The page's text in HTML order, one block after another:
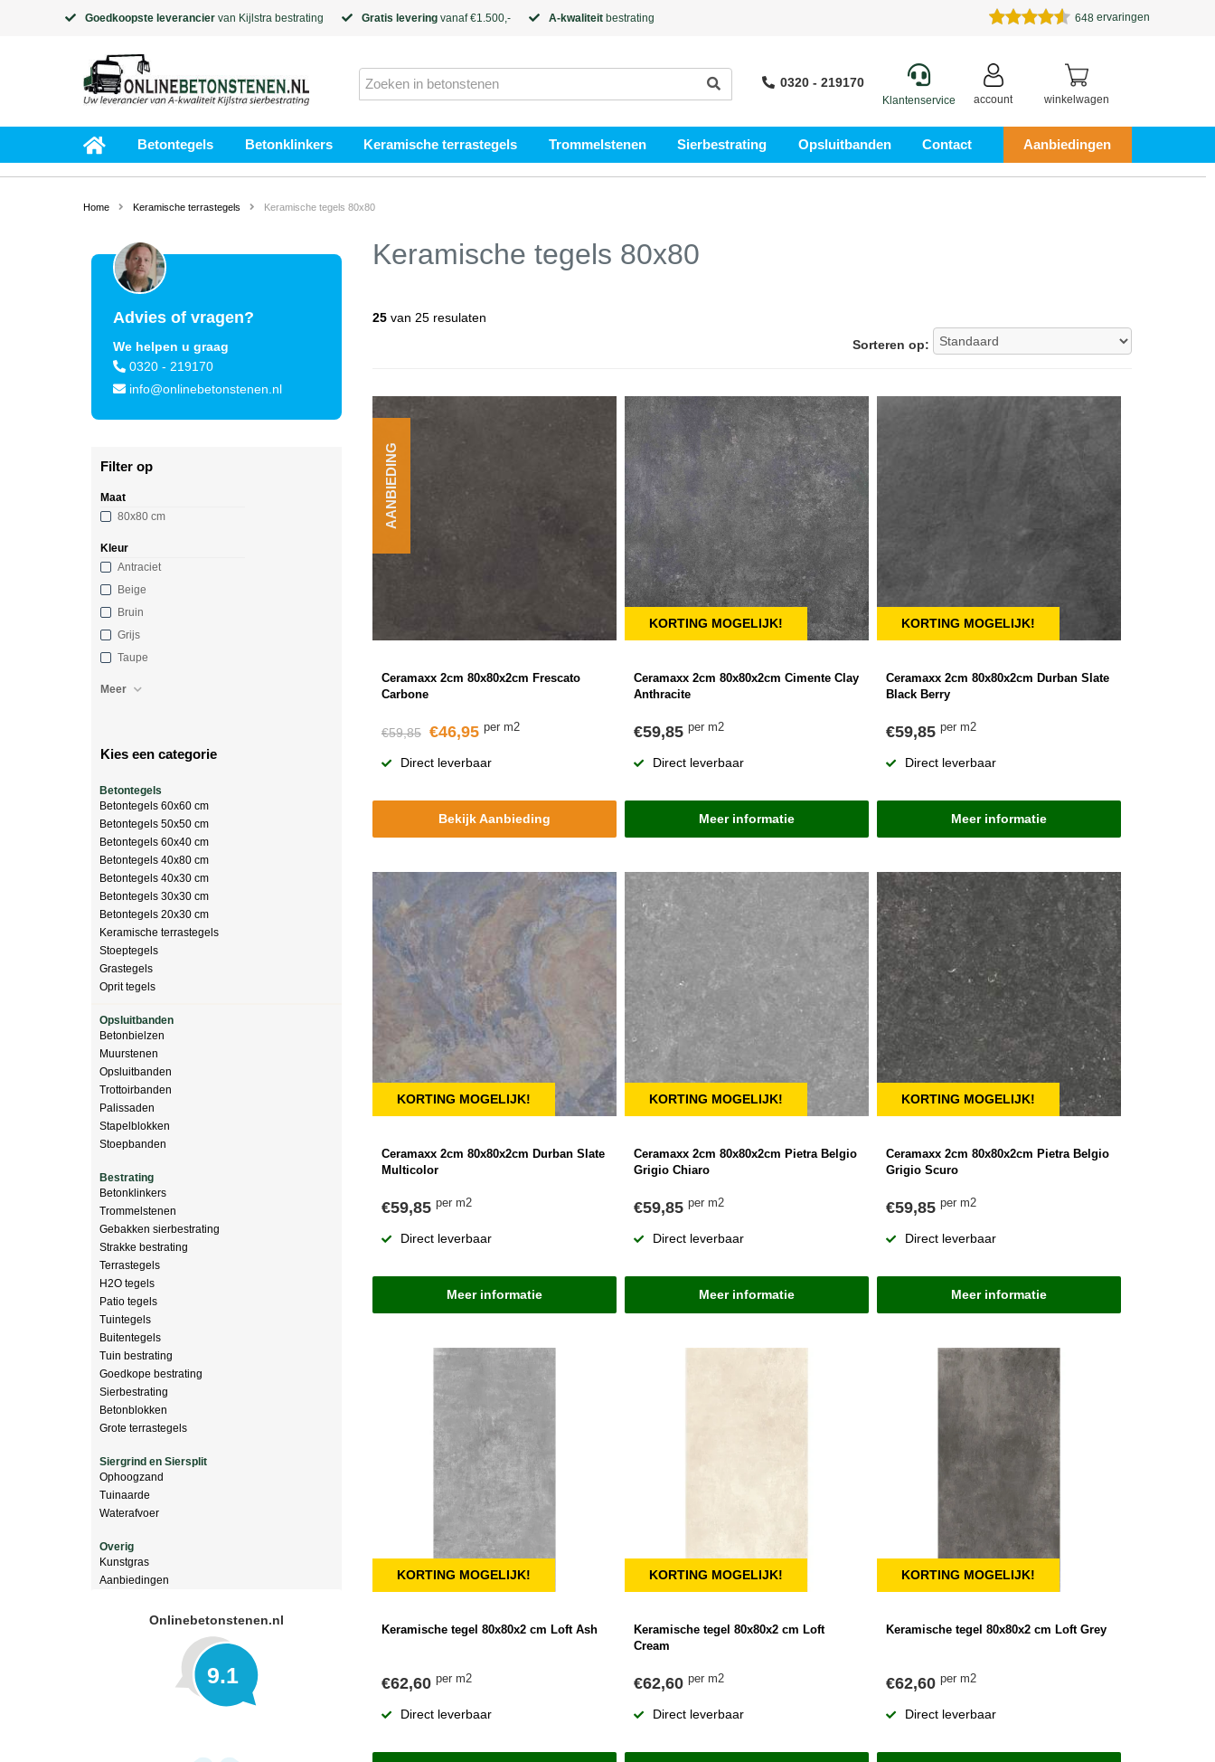
Goedkoopste leverancier van Kijlstra bestrating Gratis levering vanaf €1.500,- A-kwaliteit bestrating 648 ervaringen
0320 - 219170
Klantenservice account winkelwagen
Betontegels Betonklinkers Keramische terrastegels Trommelstenen Sierbestrating Opsluitbanden Contact Aanbiedingen
Home Keramische terrastegels Keramische tegels 80x80
Advies of vragen?
We helpen u graag
0320 - 219170
info@onlinebetonstenen.nl
Filter op
Maat
80x80 cm
Kleur
Antraciet
Beige
Bruin
Grijs
Taupe
Meer
Kies een categorie
Betontegels
Betontegels 60x60 cm
Betontegels 50x50 cm
Betontegels 60x40 cm
Betontegels 40x80 cm
Betontegels 40x30 cm
Betontegels 30x30 cm
Betontegels 20x30 cm
Keramische terrastegels
Stoeptegels
Grastegels
Oprit tegels
Opsluitbanden
Betonbielzen
Muurstenen
Opsluitbanden
Trottoirbanden
Palissaden
Stapelblokken
Stoepbanden
Bestrating
Betonklinkers
Trommelstenen
Gebakken sierbestrating
Strakke bestrating
Terrastegels
H2O tegels
Patio tegels
Tuintegels
Buitentegels
Tuin bestrating
Goedkope bestrating
Sierbestrating
Betonblokken
Grote terrastegels
Siergrind en Siersplit
Ophoogzand
Tuinaarde
Waterafvoer
Overig
Kunstgras
Aanbiedingen
Onlinebetonstenen.nl
9.1
Keramische tegels 80x80
25van 25 resulaten
Sorteren op:
Ceramaxx 2cm 80x80x2cm Frescato
Carbone
€59,85 €46,95 per m2
Direct leverbaar
AANBIEDING
Bekijk Aanbieding
KORTING MOGELIJK!
Ceramaxx 2cm 80x80x2cm Cimente Clay
Anthracite
€59,85 per m2
Direct leverbaar
Meer informatie
KORTING MOGELIJK!
Ceramaxx 2cm 80x80x2cm Durban Slate
Black Berry
€59,85 per m2
Direct leverbaar
Meer informatie
KORTING MOGELIJK!
Ceramaxx 2cm 80x80x2cm Durban Slate
Multicolor
€59,85 per m2
Direct leverbaar
Meer informatie
KORTING MOGELIJK!
Ceramaxx 2cm 80x80x2cm Pietra Belgio
Grigio Chiaro
€59,85 per m2
Direct leverbaar
Meer informatie
KORTING MOGELIJK!
Ceramaxx 2cm 80x80x2cm Pietra Belgio
Grigio Scuro
€59,85 per m2
Direct leverbaar
Meer informatie
KORTING MOGELIJK!
Keramische tegel 80x80x2 cm Loft Ash
€62,60 per m2
Direct leverbaar
KORTING MOGELIJK!
Keramische tegel 80x80x2 cm Loft
Cream
€62,60 per m2
Direct leverbaar
KORTING MOGELIJK!
Keramische tegel 80x80x2 cm Loft Grey
€62,60 per m2
Direct leverbaar